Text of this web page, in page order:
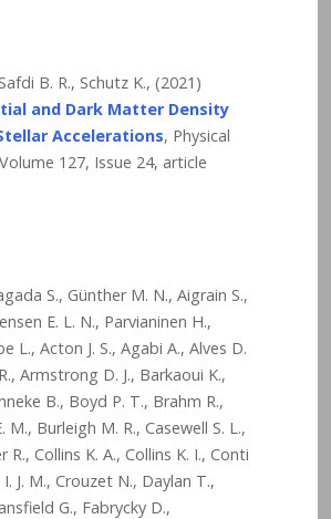
B. R., Schutz K., (2021)
and Dark Matter Density
Accelerations, Physical
127, Issue 24, article
S., Günther M. N., Aigrain S.,
E. L. N., Parvianinen H.,
L., Acton J. S., Agabi A., Alves D.
Armstrong D. J., Barkaoui K.,
B., Boyd P. T., Brahm R.,
M., Burleigh M. R., Casewell S. L.,
R., Collins K. A., Collins K. I., Conti
J. M., Crouzet N., Daylan T.,
G., Fabrycky D.,